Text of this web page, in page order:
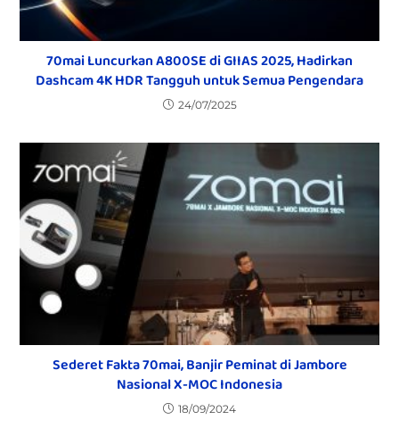
70mai Luncurkan A800SE di GIIAS 2025, Hadirkan
Dashcam 4K HDR Tangguh untuk Semua Pengendara
24/07/2025
Sederet Fakta 70mai, Banjir Peminat di Jambore
Nasional X-MOC Indonesia
18/09/2024